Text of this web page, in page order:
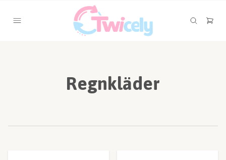
Regnkläder